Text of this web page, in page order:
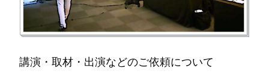
講演・取材・出演などのご依頼について